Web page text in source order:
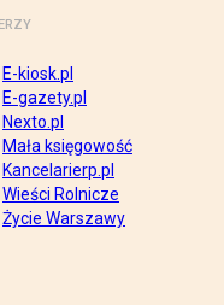
E-kiosk.pl
E-gazety.pl
Nexto.pl
Mała księgowość
Kancelarierp.pl
Wieści Rolnicze
Życie Warszawy